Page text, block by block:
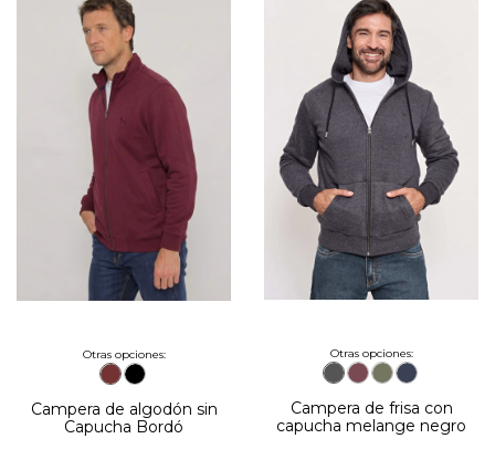
Otras opciones:
Campera de algodón sin
Capucha Bordó
Otras opciones:
Campera de frisa con
capucha melange negro